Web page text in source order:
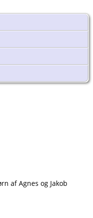
af Agnes og Jakob